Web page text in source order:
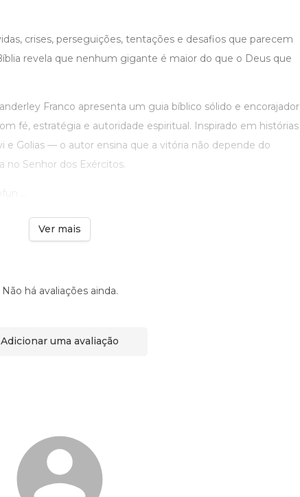
crises, perseguições, tentações e desafios que parecem
revela que nenhum gigante é maior do que o Deus que
Franco apresenta um guia bíblico sólido e encorajador
fé, estratégia e autoridade espiritual. Inspirado em histórias
e Golias — o autor ensina que a vitória não depende do
no Senhor dos Exércitos.
Ver mais
Não há avaliações ainda.
Adicionar uma avaliação